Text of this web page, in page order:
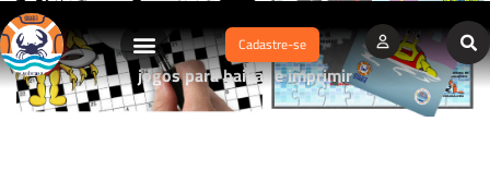
Cadastre-se
jogos para baixar e imprimir